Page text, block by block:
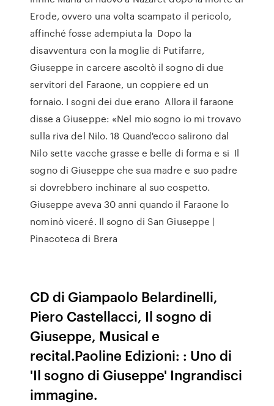
Erode, ovvero una volta scampato il pericolo,
affinché fosse adempiuta la Dopo la
disavventura con la moglie di Putifarre,
Giuseppe in carcere ascoltò il sogno di due
servitori del Faraone, un coppiere ed un
fornaio. I sogni dei due erano Allora il faraone
disse a Giuseppe: «Nel mio sogno io mi trovavo
sulla riva del Nilo. 18 Quand'ecco salirono dal
Nilo sette vacche grasse e belle di forma e si Il
sogno di Giuseppe che sua madre e suo padre
si dovrebbero inchinare al suo cospetto.
Giuseppe aveva 30 anni quando il Faraone lo
nominò viceré. Il sogno di San Giuseppe |
Pinacoteca di Brera
CD di Giampaolo Belardinelli,
Piero Castellacci, Il sogno di
Giuseppe, Musical e
recital.Paoline Edizioni: : Uno di
'Il sogno di Giuseppe' Ingrandisci
immagine.